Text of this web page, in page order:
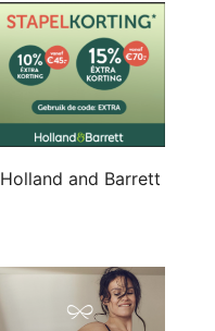
Holland and Barrett